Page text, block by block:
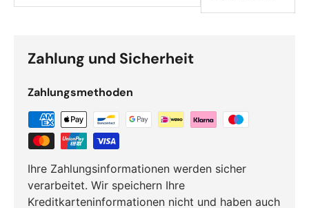
Zahlung und Sicherheit
Zahlungsmethoden
Ihre Zahlungsinformationen werden sicher
verarbeitet. Wir speichern Ihre
Kreditkarteninformationen nicht und haben auch